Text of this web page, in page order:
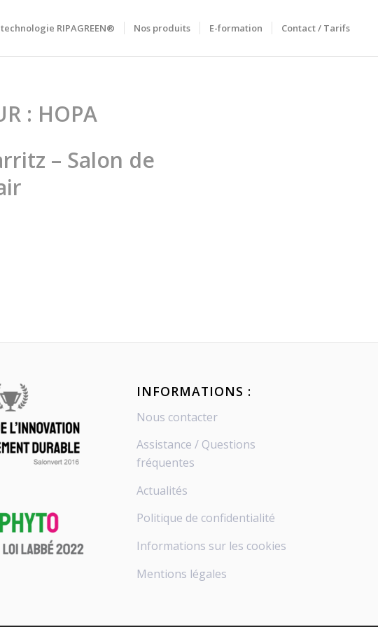
RIPAGREEN® Nos produits E-formation Contact / Tarifs
: HOPA
– Salon de
INFORMATIONS :
Nous contacter
Assistance / Questions
fréquentes
Actualités
Politique de confidentialité
Informations sur les cookies
Mentions légales